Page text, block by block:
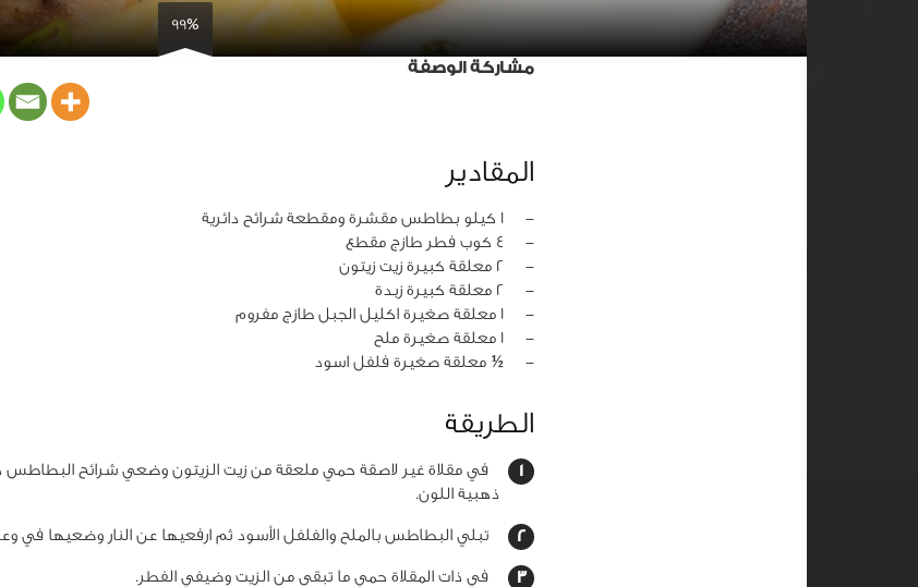
99%
مشاركة الوصفة
المقادير
‏-
1 كيلو بطاطس مقشرة ومقطعة شرائح دائرية
‏-
4 كوب فطر طازج مقطع
‏-
2 معلقة كبيرة زيت زيتون
‏-
2 معلقة كبيرة زبدة
‏-
1 معلقة صغيرة اكليل الجبل طازج مفروم
‏-
1 معلقة صغيرة ملح
‏-
½ معلقة صغيرة فلفل اسود
الطريقة
في مقلاة غير لاصقة حمي ملعقة من زيت الزيتون وضعي شرائح
ذهبية اللون.
تبلي البطاطس بالملح والفلفل الأسود ثم ارفعيها عن النار وضعيها في
في ذات المقلاة حمي ما تبقى من الزيت وضيفي الفطر.